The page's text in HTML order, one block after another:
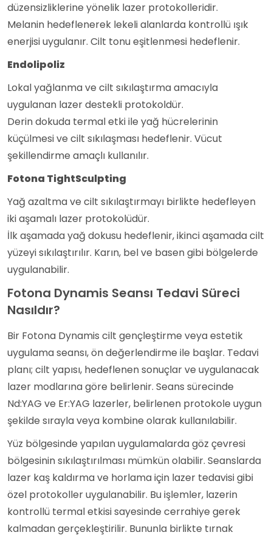
düzensizliklerine yönelik lazer protokolleridir.
Melanin hedeflenerek lekeli alanlarda kontrollü ışık
enerjisi uygulanır. Cilt tonu eşitlenmesi hedeflenir.
Endolipoliz
Lokal yağlanma ve cilt sıkılaştırma amacıyla
uygulanan lazer destekli protokoldür.
Derin dokuda termal etki ile yağ hücrelerinin
küçülmesi ve cilt sıkılaşması hedeflenir. Vücut
şekillendirme amaçlı kullanılır.
Fotona TightSculpting
Yağ azaltma ve cilt sıkılaştırmayı birlikte hedefleyen
iki aşamalı lazer protokolüdür.
İlk aşamada yağ dokusu hedeflenir, ikinci aşamada cilt
yüzeyi sıkılaştırılır. Karın, bel ve basen gibi bölgelerde
uygulanabilir.
Fotona Dynamis Seansı Tedavi Süreci
Nasıldır?
Bir Fotona Dynamis cilt gençleştirme veya estetik
uygulama seansı, ön değerlendirme ile başlar. Tedavi
planı; cilt yapısı, hedeflenen sonuçlar ve uygulanacak
lazer modlarına göre belirlenir. Seans sürecinde
Nd:YAG ve Er:YAG lazerler, belirlenen protokole uygun
şekilde sırayla veya kombine olarak kullanılabilir.
Yüz bölgesinde yapılan uygulamalarda göz çevresi
bölgesinin sıkılaştırılması mümkün olabilir. Seanslarda
lazer kaş kaldırma ve horlama için lazer tedavisi gibi
özel protokoller uygulanabilir. Bu işlemler, lazerin
kontrollü termal etkisi sayesinde cerrahiye gerek
kalmadan gerçekleştirilir. Bununla birlikte tırnak